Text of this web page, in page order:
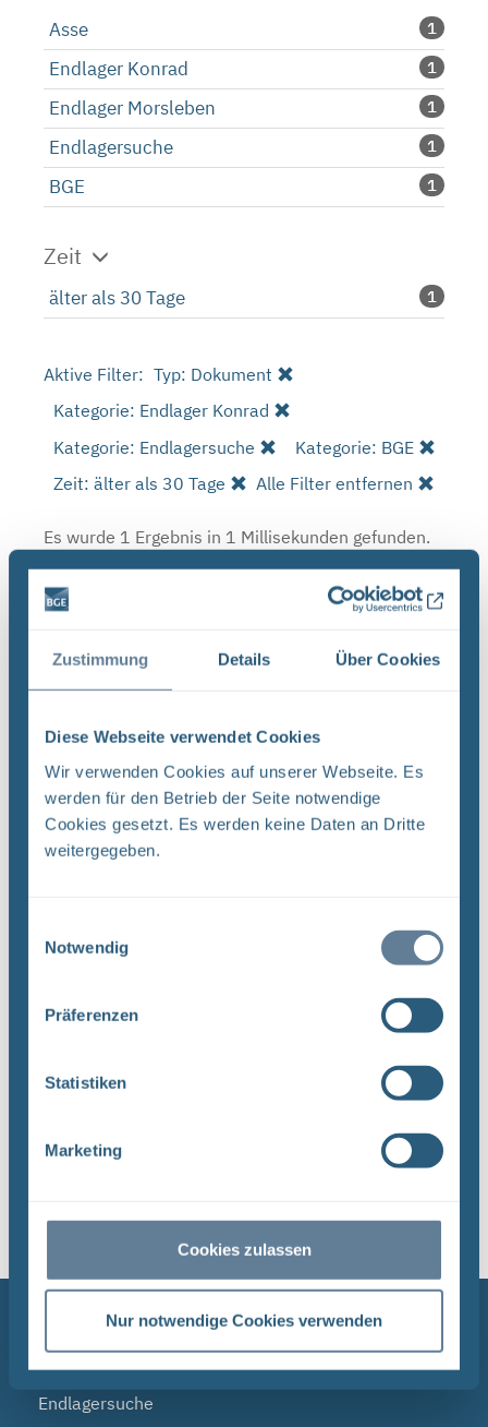
Zustimmung Details Über Cookies
Diese Webseite verwendet Cookies
Wir verwenden Cookies auf unserer Webseite. Es
werden für den Betrieb der Seite notwendige
Cookies gesetzt. Es werden keine Daten an Dritte
weitergegeben.
Notwendig
Präferenzen
Statistiken
Marketing
Cookies zulassen
Nur notwendige Cookies verwenden
Asse 1
Endlager Konrad 1
Endlager Morsleben 1
Endlagersuche 1
BGE 1
Zeit
älter als 30 Tage 1
Aktive Filter: Typ: Dokument
Kategorie: Endlager Konrad
Kategorie: Endlagersuche
Kategorie: BGE
Zeit: älter als 30 Tage
Alle Filter entfernen
Es wurde 1 Ergebnis in 1 Millisekunden gefunden.
Zeige Ergebnisse 1 bis 1 von 1.
Ergebnisse pro Seite:
1
Sortieren nach
Forschungs- und Entwicklungsstrategie der
BGE (PDF)
FORSCHUNG UND ENTWICKLUNG F&E-Strategie
umfassende Aufgabenspek- ...
Dateityp: PDF | Dokumentenstand vom:
NAVIGATION
BGE
Endlagersuche